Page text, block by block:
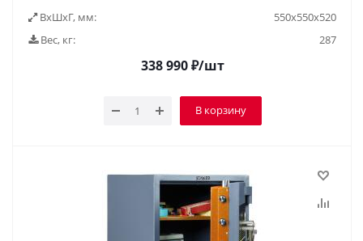
ВxШxГ, мм:
550x550x520
Вес, кг:
287
338 990₽/шт
В корзину